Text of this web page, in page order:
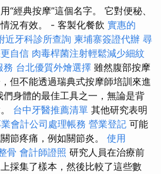
“經典按摩”這個名字。 它對便秘、
況有效。 - 客製化餐飲 實惠的
近牙科診所查詢 柬埔寨簽證代辦 尋
自信 肉毒桿菌注射輕鬆減少細紋
務 台北優質外燴選擇 雖然腹部按摩
但不能透過瑞典式按摩師培訓來進
身體的最佳工具之一，無論是背
台中牙醫推薦清單 其他研究表明
會計公司處理帳務 營業登記 可能
節疼痛，例如關節炎。 使用
骨 會計師證照 研究人員在治療前
採集了樣本，然後比較了這些數